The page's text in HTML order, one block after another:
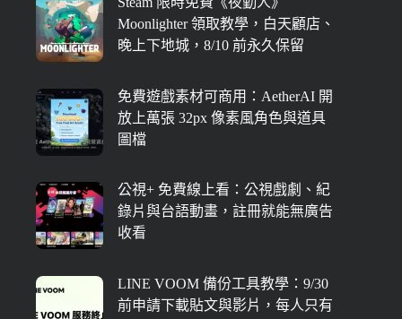
Moonlighter 領取教學，白天顧店、
晚上下地城，8/10 前永久保留
免費遊戲素材可商用：AetherAI 開
放上萬張 32px 像素風角色與道具
圖檔
公視+ 免費線上看：公視戲劇、紀
錄片與台語動畫，註冊就能無廣告
收看
LINE VOOM 備份工具教學：9/30
前申請下載貼文與影片，每人只有